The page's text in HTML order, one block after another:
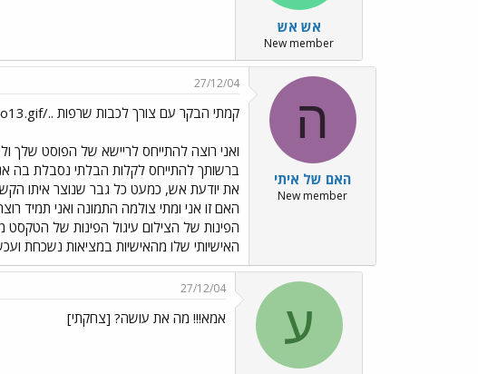
אש אש
New member
ה
האם של איתי
New member
27/12/04
קמתי הבקר עם צורך לכבות שרפות ../images/Emo13.gif
ואני רוצה להתייחס לריישא של הפוסט שלך
ברשותך להתייחס לקלות הבלתי נסבלת בה
את יודעת אש, כמעט כל גבר שנוצר איתו
האם זו אני ומתי צולמה התמונה ואני תמיד
הפינות של הצילום עיגול הפינות של
האישיותי שלו מהאישיות במציאות נשכחת
ע
27/12/04
אמא!!! מה את עושה? [צחקתי]